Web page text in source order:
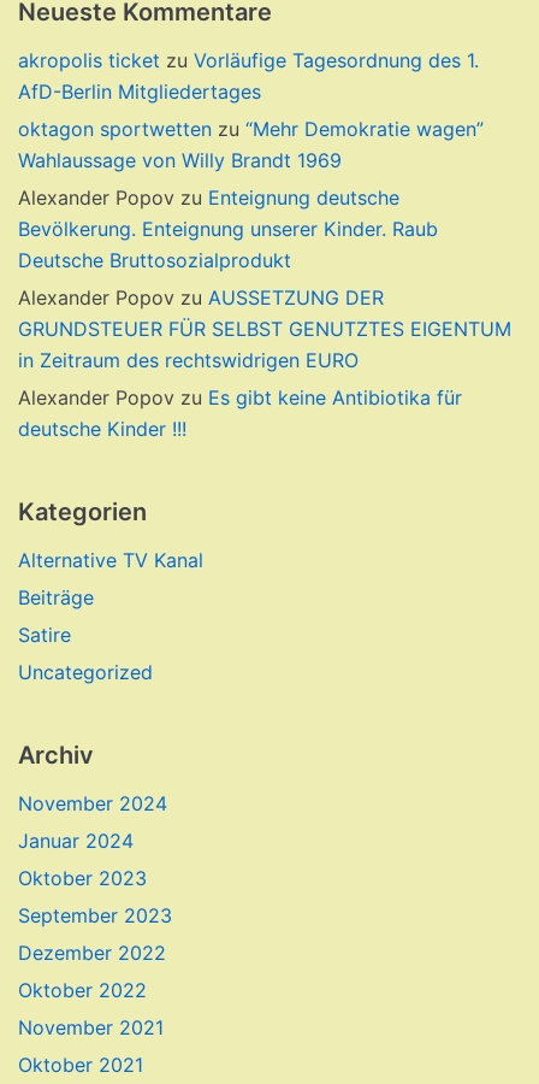
Neueste Kommentare
akropolis ticket zu Vorläufige Tagesordnung des 1.
AfD-Berlin Mitgliedertages
oktagon sportwetten zu “Mehr Demokratie wagen”
Wahlaussage von Willy Brandt 1969
Alexander Popov zu Enteignung deutsche
Bevölkerung. Enteignung unserer Kinder. Raub
Deutsche Bruttosozialprodukt
Alexander Popov zu AUSSETZUNG DER
GRUNDSTEUER FÜR SELBST GENUTZTES EIGENTUM
in Zeitraum des rechtswidrigen EURO
Alexander Popov zu Es gibt keine Antibiotika für
deutsche Kinder !!!
Kategorien
Alternative TV Kanal
Beiträge
Satire
Uncategorized
Archiv
November 2024
Januar 2024
Oktober 2023
September 2023
Dezember 2022
Oktober 2022
November 2021
Oktober 2021